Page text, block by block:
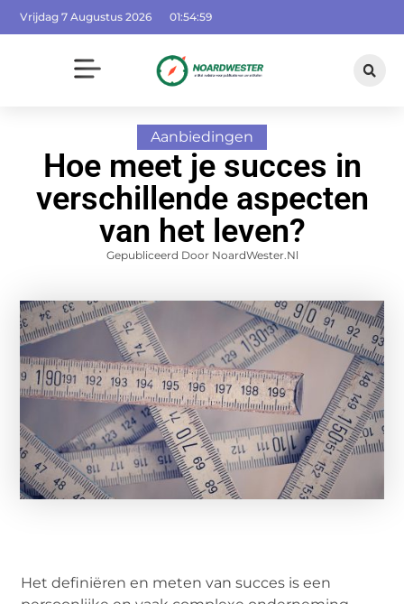
Vrijdag 7 Augustus 2026 01:55:00
Aanbiedingen
Hoe meet je succes in
verschillende aspecten
van het leven?
Gepubliceerd Door NoardWester.nl
Het definiëren en meten van succes is een